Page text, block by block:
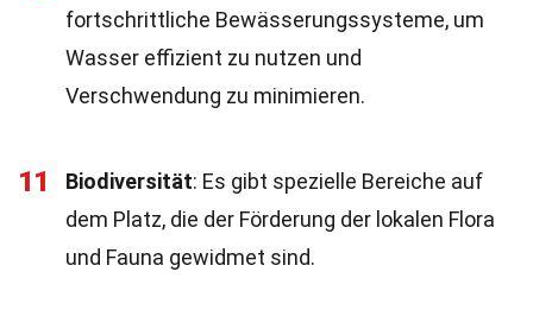
fortschrittliche Bewässerungssysteme, um
Wasser effizient zu nutzen und
Verschwendung zu minimieren.
11 Biodiversität: Es gibt spezielle Bereiche auf
dem Platz, die der Förderung der lokalen Flora
und Fauna gewidmet sind.